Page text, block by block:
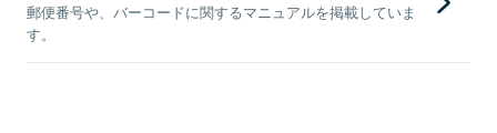
郵便番号や、バーコードに関するマニュアルを掲載していま
す。